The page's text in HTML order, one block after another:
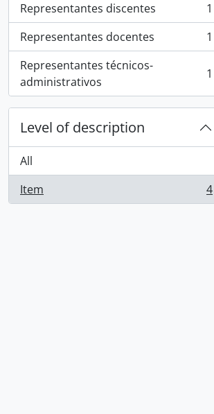
Representantes discentes
, 1 results
1
Representantes docentes
, 1 results
1
Representantes técnicos-
administrativos
, 1 results 1
Level of description
All
Item
, 4 results 4